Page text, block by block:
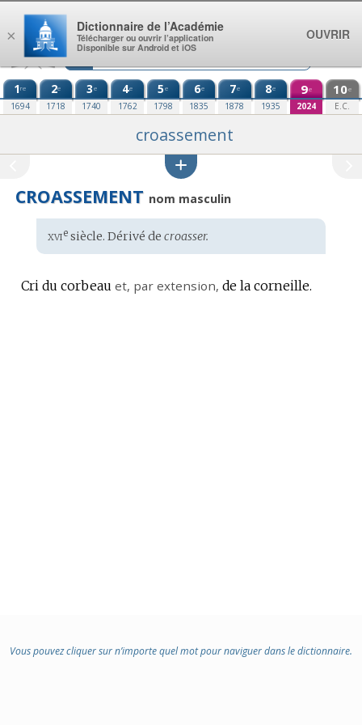
Aller au contenu
1re
1694
2e
1718
3e
1740
4e
1762
5e
1798
6e
1835
7e
1878
8e
1935
9e
2024
10e
E.C.
croassement
CROASSEMENT nom masculin
Étymologie
:
xviesiècle. Dérivé de croasser.
Cri du corbeau et, par extension, de la corneille.
Vous pouvez cliquer sur n’importe quel mot pour naviguer dans le dictionnaire.
×
Dictionnaire de l’Académie
Télécharger ou ouvrir l’application
Disponible sur Android et iOS
OUVRIR